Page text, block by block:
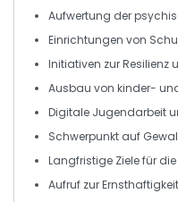
Aufwertung der
Einrichtungen von
Initiativen zurResilienz
Ausbau von kinder-
Digitale Jugendarbeit
Schwerpunkt auf
Langfristige Ziele für
Aufruf zur